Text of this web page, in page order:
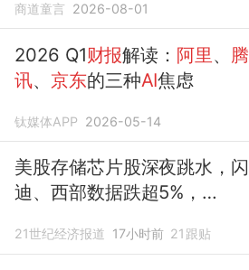
包，谁占住AI办公智能体"每天
那一个界面"？
商道童言 2026-08-01
2026 Q1财报解读： 阿里、 腾
讯、 京东的三种AI焦虑
钛媒体APP 2026-05-14
美股存储芯片股深夜跳水，闪
迪、西部数据跌超5%，
易、京东、 阿里巴巴集体走低
21世纪经济报道 17小时前 21 跟贴